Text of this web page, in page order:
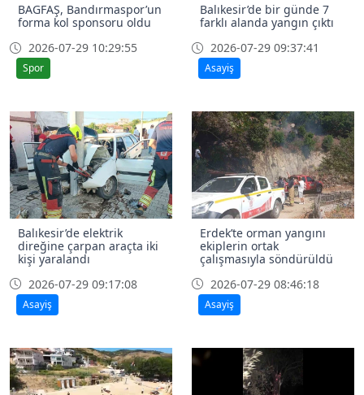
BAGFAŞ, Bandırmaspor’un
forma kol sponsoru oldu
2026-07-29 10:29:55
Spor
Balıkesir’de bir günde 7
farklı alanda yangın çıktı
2026-07-29 09:37:41
Asayiş
Balıkesir’de elektrik
direğine çarpan araçta iki
kişi yaralandı
2026-07-29 09:17:08
Asayiş
Erdek’te orman yangını
ekiplerin ortak
çalışmasıyla söndürüldü
2026-07-29 08:46:18
Asayiş